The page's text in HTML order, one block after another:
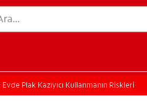
Plak Kazıyıcı Kullanmanın Riskleri